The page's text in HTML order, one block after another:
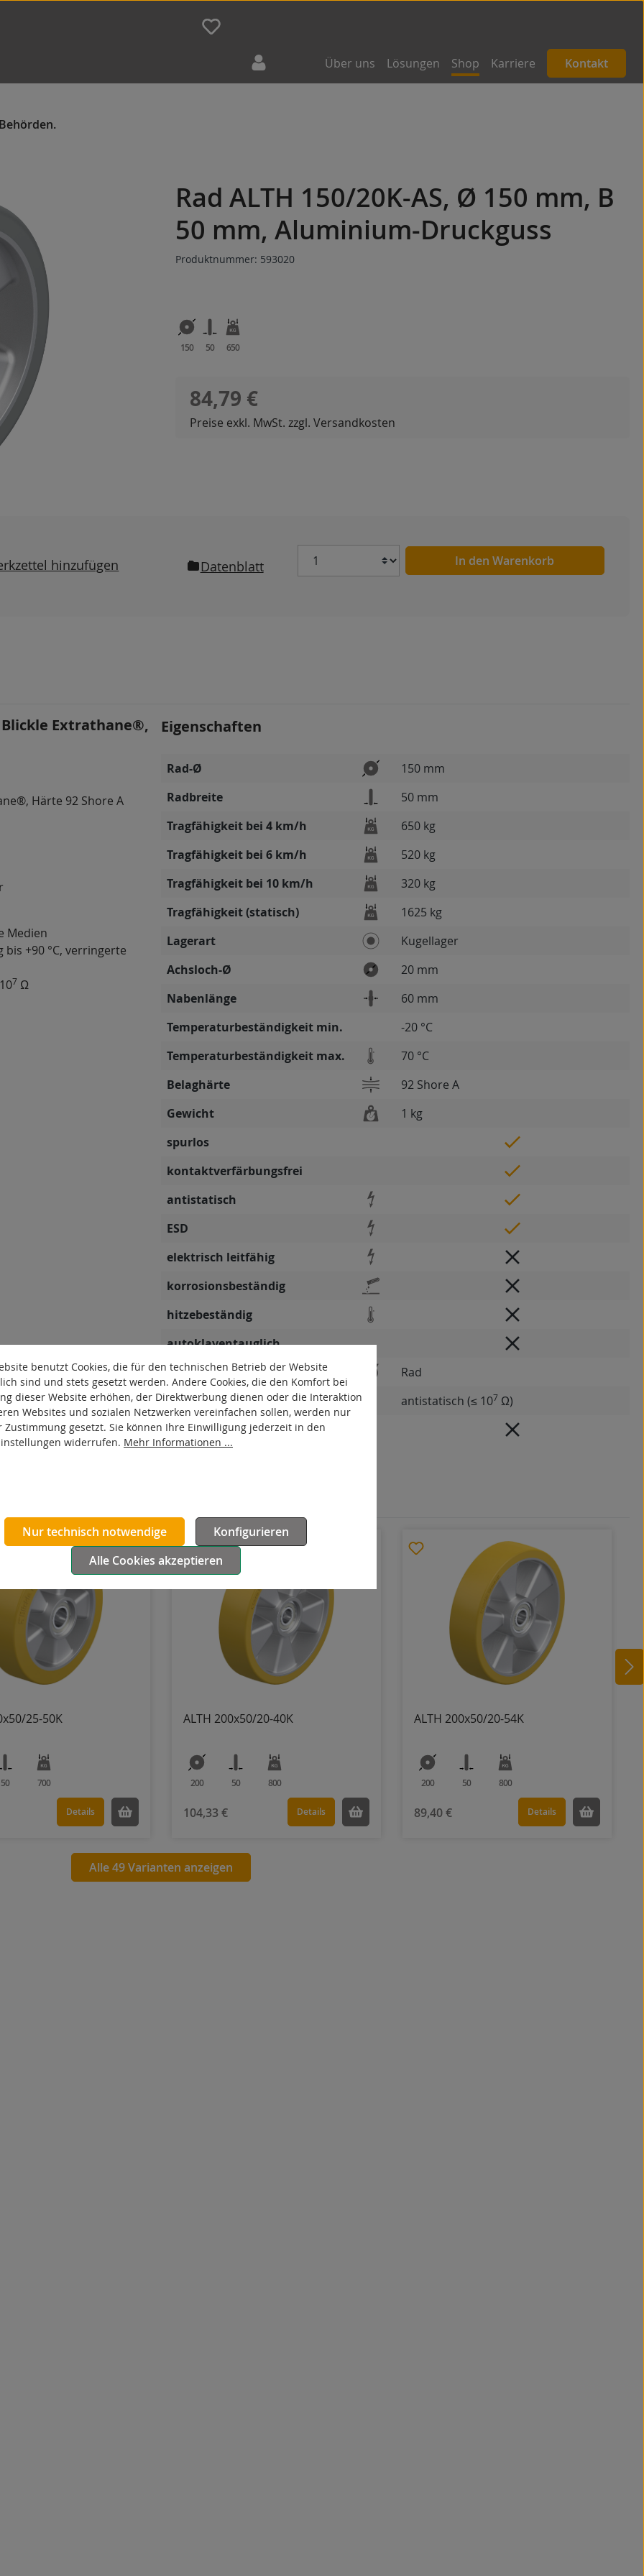
Über uns Lösungen Shop Karriere Kontakt
Rad ALTH 150/20K-AS, Ø 150 mm, B
50 mm, Aluminium-Druckguss
Produktnummer: 593020
150 50 650
Regulärer Preis:
84,79 €
Preise exkl. MwSt. zzgl. Versandkosten
hinzufügen Datenblatt
Anzahl In den Warenkorb
Extrathane®,
Härte 92 Shore A
Medien
bis +90 °C, verringerte
7 Ω
Eigenschaften
Rad-Ø
150 mm
Radbreite
50 mm
Tragfähigkeit bei 4 km/h
650 kg
Tragfähigkeit bei 6 km/h
520 kg
Tragfähigkeit bei 10 km/h
320 kg
Tragfähigkeit (statisch)
1625 kg
Lagerart
Kugellager
Achsloch-Ø
20 mm
Nabenlänge
60 mm
Temperaturbeständigkeit min.
-20 °C
Temperaturbeständigkeit max.
70 °C
Belaghärte
92 Shore A
Gewicht
1 kg
spurlos
kontaktverfärbungsfrei
antistatisch
ESD
elektrisch leitfähig
korrosionsbeständig
hitzebeständig
autoklaventauglich
Produkttyp
Rad
Leitfähigkeit
antistatisch (≤ 107 Ω)
Laufbelag hydrolysebeständig
25-50K
50 700
Details
ALTH 200x50/20-40K
200 50 800
104,33 € Details
ALTH 200x50/20-54K
200 50 800
89,40 € Details
Alle 49 Varianten anzeigen
benutzt Cookies, die für den technischen Betrieb der Website
sind und stets gesetzt werden. Andere Cookies, die den Komfort bei
dieser Website erhöhen, der Direktwerbung dienen oder die Interaktion
Websites und sozialen Netzwerken vereinfachen sollen, werden nur
Zustimmung gesetzt. Sie können Ihre Einwilligung jederzeit in den
widerrufen. Mehr Informationen ...
Nur technisch notwendige
Konfigurieren
Alle Cookies akzeptieren